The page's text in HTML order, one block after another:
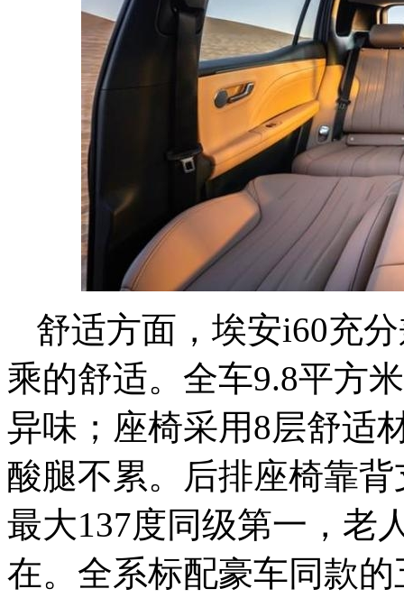
舒适方面，埃安i60充
乘的舒适。全车9.8平方
异味；座椅采用8层舒适
酸腿不累。后排座椅靠
最大137度同级第一，老
在。全系标配豪车同款